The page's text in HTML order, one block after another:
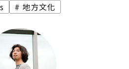
地方文化